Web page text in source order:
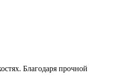
Благодаря прочной